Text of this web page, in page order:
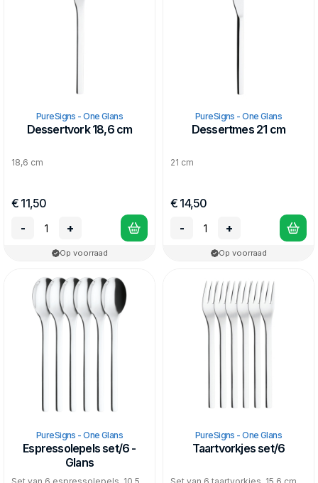
PureSigns - One Glans
Dessertvork 18,6 cm
18,6 cm
€ 11,50
-
+
Op voorraad
PureSigns - One Glans
Dessertmes 21 cm
21 cm
€ 14,50
-
+
Op voorraad
PureSigns - One Glans
Espressolepels set/6 -
Glans
PureSigns - One Glans
Taartvorkjes set/6